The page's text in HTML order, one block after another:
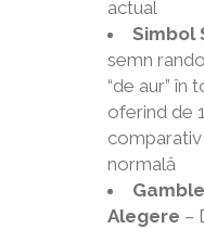
actual
Simbol
semn
“de aur” în
oferind de
normală
Alegere –